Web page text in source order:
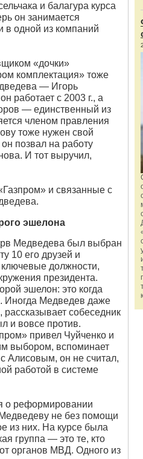
и балагура курса
он занимается
в одной из компаний
«дочки»
комплектация» тоже
— Игорь
работает с 2003 г., а
— единственный из
членом правления
тоже нужен свой
позвал на работу
И тот выручил,
и связанные с
эшелона
Медведева был выбран
10 его друзей и
должности,
президента.
эшелон: это когда
Иногда Медведев даже
собеседник
и вовсе против.
привел Чуйченко и
выбором, вспоминает
Алисовым, он не считал,
работой в системе
о реформировании
не без помощи
из них. На курсе была
группа — это те, кто
органов МВД. Одного из